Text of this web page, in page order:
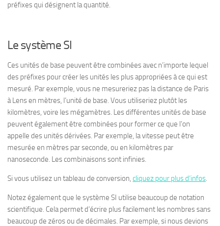
préfixes qui désignent la quantité.
Le système SI
Ces unités de base peuvent être combinées avec n’importe lequel
des préfixes pour créer les unités les plus appropriées à ce qui est
mesuré. Par exemple, vous ne mesureriez pas la distance de Paris
à Lens en mètres, l’unité de base. Vous utiliseriez plutôt les
kilomètres, voire les mégamètres. Les différentes unités de base
peuvent également être combinées pour former ce que l’on
appelle des unités dérivées. Par exemple, la vitesse peut être
mesurée en mètres par seconde, ou en kilomètres par
nanoseconde. Les combinaisons sont infinies.
Si vous utilisez un tableau de conversion, cliquez pour plus d’infos.
Notez également que le système SI utilise beaucoup de notation
scientifique. Cela permet d’écrire plus facilement les nombres sans
beaucoup de zéros ou de décimales. Par exemple, si nous devions